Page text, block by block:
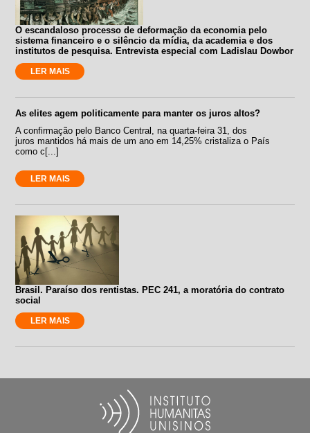
O escandaloso processo de deformação da economia pelo
sistema financeiro e o silêncio da mídia, da academia e dos
institutos de pesquisa. Entrevista especial com Ladislau Dowbor
LER MAIS
As elites agem politicamente para manter os juros altos?
A confirmação pelo Banco Central, na quarta-feira 31, dos
juros mantidos há mais de um ano em 14,25% cristaliza o País
como c[...]
LER MAIS
Brasil. Paraíso dos rentistas. PEC 241, a moratória do contrato
social
LER MAIS